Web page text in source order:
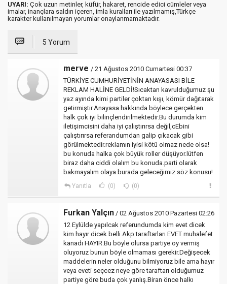
UYARI: Çok uzun metinler, küfür, hakaret, rencide edici cümleler veya
imalar, inançlara saldırı içeren, imla kuralları ile yazılmamış,Türkçe
karakter kullanılmayan yorumlar onaylanmamaktadır.
5 Yorum
merve / 21 Ağustos 2010 Cumartesi 00:37
TÜRKİYE CUMHURİYETİNİN ANAYASASI BİLE
REKLAM HALİNE GELDİ!Sıcaktan kavrulduğumuz şu
yaz ayında kimi partiler çoktan kışı, kömür dağıtarak
getirmiştir.Anayasa hakkında böylece gerçekten
halk çok iyi bilinçlendirilmektedir.Bu durumda kim
iletişimcisini daha iyi çalıştırırsa değil,cEbini
çalıştırırsa referandumdan galip çıkacak gibi
görülmektedir.reklamın iyisi kötü olmaz nede olsa!
bu konuda halka çok büyük roller düşüyor.lütfen
biraz daha ciddi olalım bu konuda.parti olarak
bakmayalım olaya.burada geleceğimiz söz konusu!
Yanıtla (0) (0)
Furkan Yalçın / 02 Ağustos 2010 Pazartesi 02:26
12 Eylülde yapılcak referundumda kim evet dicek
kim hayır dicek belli.Akp taraftarları EVET muhalefet
kanadı HAYIR.Bu böyle olursa partiye oy vermiş
oluyoruz bunun böyle olmaması gerekir.Değişecek
maddelerin neler olduğunu bilmiyoruz bile ama hayır
veya eveti seçcez neye göre taraftarı olduğumuz
partiye göre buda çok yanlış.Biran önce halkı